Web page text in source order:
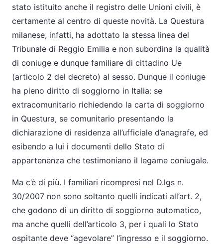
stato istituito anche il registro delle Unioni civili, è
certamente al centro di queste novità. La Questura
milanese, infatti, ha adottato la stessa linea del
Tribunale di Reggio Emilia e non subordina la qualità
di coniuge e dunque familiare di cittadino Ue
(articolo 2 del decreto) al sesso. Dunque il coniuge
ha pieno diritto di soggiorno in Italia: se
extracomunitario richiedendo la carta di soggiorno
in Questura, se comunitario presentando la
dichiarazione di residenza all’ufficiale d’anagrafe, ed
esibendo a lui i documenti dello Stato di
appartenenza che testimoniano il legame coniugale.
Ma c’è di più. I familiari ricompresi nel D.lgs n.
30/2007 non sono soltanto quelli indicati all’art. 2,
che godono di un diritto di soggiorno automatico,
ma anche quelli dell’articolo 3, per i quali lo Stato
ospitante deve “agevolare” l’ingresso e il soggiorno.